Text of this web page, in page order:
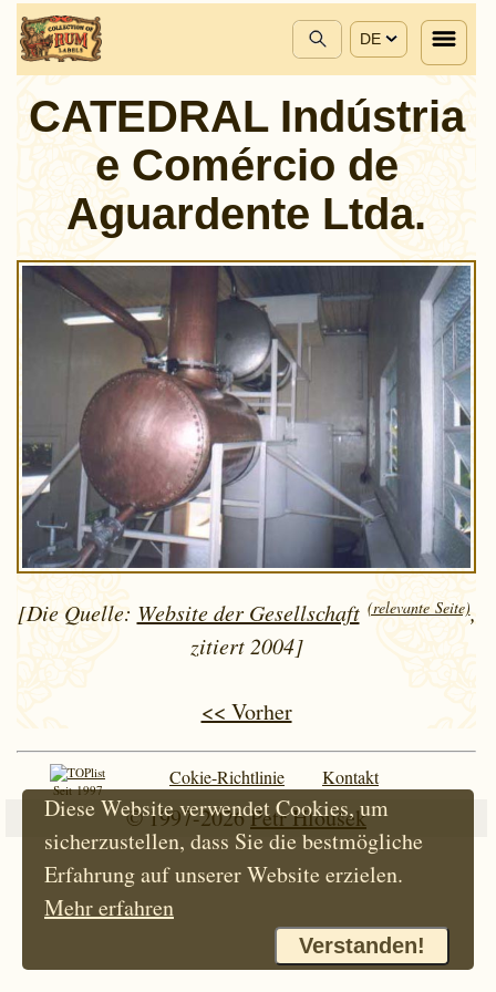
DE
CATEDRAL Indústria
e Comércio de
Aguardente Ltda.
[Die Quelle: Website der Gesellschaft (relevante Seite),
zitiert 2004]
<< Vorher
Seit 1997
Cokie-Richtlinie Kontakt
© 1997-2026Petr Hloušek
Diese Website verwendet Cookies, um
sicherzustellen, dass Sie die bestmögliche
Erfahrung auf unserer Website erzielen.
Mehr erfahren
Verstanden!